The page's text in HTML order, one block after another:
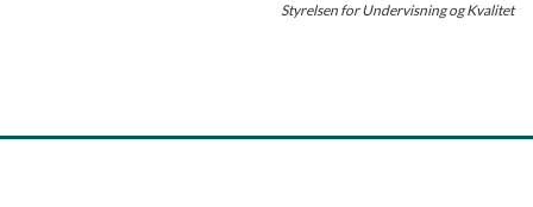
Styrelsen for Undervisning og Kvalitet